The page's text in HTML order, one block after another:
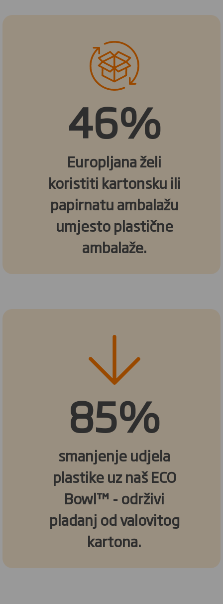
46%
Europljana želi
koristiti kartonsku ili
papirnatu ambalažu
umjesto plastične
ambalaže.
85%
smanjenje udjela
plastike uz naš ECO
Bowl™ - održivi
pladanj od valovitog
kartona.